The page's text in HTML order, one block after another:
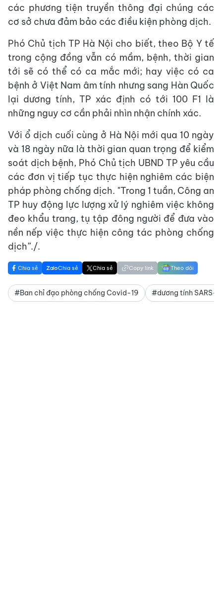
các phương tiện truyền thông đại chúng các
cơ sở chưa đảm bảo các điều kiện phòng dịch.
Phó Chủ tịch TP Hà Nội cho biết, theo Bộ Y tế
trong cộng đồng vẫn có mầm, bệnh, thời gian
tới sẽ có thể có ca mắc mới; hay việc có ca
bệnh ở Việt Nam âm tính nhưng sang Hàn Quốc
lại dương tính, TP xác định có tới 100 F1 là
những nguy cơ cần phải nhìn nhận chính xác.
Với ổ dịch cuối cùng ở Hà Nội mới qua 10 ngày
và 18 ngày nữa là thời gian quan trọng để kiểm
soát dịch bệnh, Phó Chủ tịch UBND TP yêu cầu
các đơn vị tiếp tục thực hiện nghiêm các biện
pháp phòng chống dịch. "Trong 1 tuần, Công an
TP huy động lực lượng xử lý nghiêm việc không
đeo khẩu trang, tụ tập đông người để đưa vào
nền nếp việc thực hiện công tác phòng chống
dịch”./.
Chia sẻ Chia sẻ Chia sẻ Copy link Theo dõi
#Ban chỉ đạo phòng chống Covid-19 #dương tính SARS-